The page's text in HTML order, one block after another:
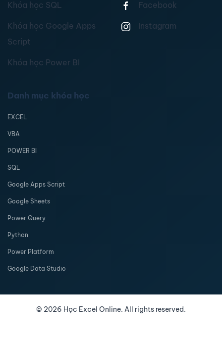
Khóa học SQL
Khóa học Google Apps
Script
Khóa học Power BI
Facebook
Instagram
Danh mục khóa học
EXCEL
VBA
POWER BI
SQL
Google Apps Script
Google Sheets
Power Query
Python
Power Platform
Google Data Studio
© 2026 Học Excel Online. All rights reserved.